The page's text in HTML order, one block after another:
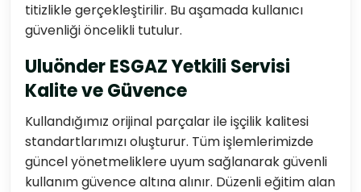
titizlikle gerçekleştirilir. Bu aşamada kullanıcı
güvenliği öncelikli tutulur.
Uluönder ESGAZ Yetkili Servisi
Kalite ve Güvence
Kullandığımız orijinal parçalar ile işçilik kalitesi
standartlarımızı oluşturur. Tüm işlemlerimizde
güncel yönetmeliklere uyum sağlanarak güvenli
kullanım güvence altına alınır. Düzenli eğitim alan